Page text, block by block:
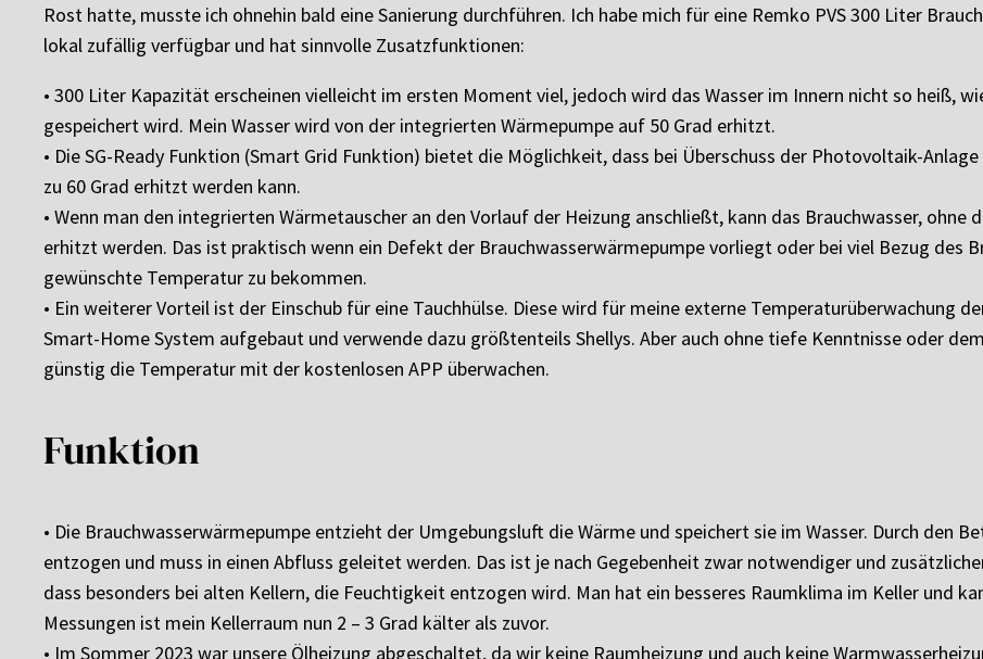
Rost hatte, musste ich ohnehin bald eine Sanierung durchführen. Ich habe mich für eine Remko PVS 300 Liter
lokal zufällig verfügbar und hat sinnvolle Zusatzfunktionen:
• 300 Liter Kapazität erscheinen vielleicht im ersten Moment viel, jedoch wird das Wasser im Innern nicht so heiß,
gespeichert wird. Mein Wasser wird von der integrierten Wärmepumpe auf 50 Grad erhitzt.
• Die SG-Ready Funktion (Smart Grid Funktion) bietet die Möglichkeit, dass bei Überschuss der Photovoltaik-
zu 60 Grad erhitzt werden kann.
• Wenn man den integrierten Wärmetauscher an den Vorlauf der Heizung anschließt, kann das Brauchwasser,
erhitzt werden. Das ist praktisch wenn ein Defekt der Brauchwasserwärmepumpe vorliegt oder bei viel Bezug des
gewünschte Temperatur zu bekommen.
• Ein weiterer Vorteil ist der Einschub für eine Tauchhülse. Diese wird für meine externe Temperaturüberwachung
Smart-Home System aufgebaut und verwende dazu größtenteils Shellys. Aber auch ohne tiefe Kenntnisse oder
günstig die Temperatur mit der kostenlosen APP überwachen.
Funktion
• Die Brauchwasserwärmepumpe entzieht der Umgebungsluft die Wärme und speichert sie im Wasser. Durch den
entzogen und muss in einen Abfluss geleitet werden. Das ist je nach Gegebenheit zwar notwendiger und
dass besonders bei alten Kellern, die Feuchtigkeit entzogen wird. Man hat ein besseres Raumklima im Keller und
Messungen ist mein Kellerraum nun 2 – 3 Grad kälter als zuvor.
• Im Sommer 2023 war unsere Ölheizung abgeschaltet, da wir keine Raumheizung und auch keine